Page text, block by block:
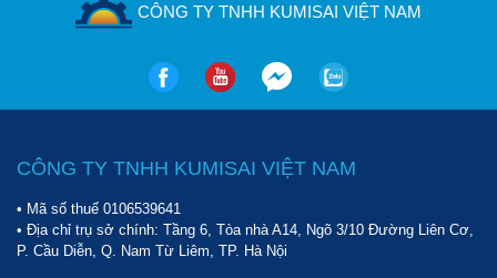
CÔNG TY TNHH KUMISAI VIỆT NAM
CÔNG TY TNHH KUMISAI VIỆT NAM
• Mã số thuế 0106539641
• Địa chỉ trụ sở chính: Tầng 6, Tòa nhà A14, Ngõ 3/10 Đường Liên Cơ,
P. Cầu Diễn, Q. Nam Từ Liêm, TP. Hà Nội